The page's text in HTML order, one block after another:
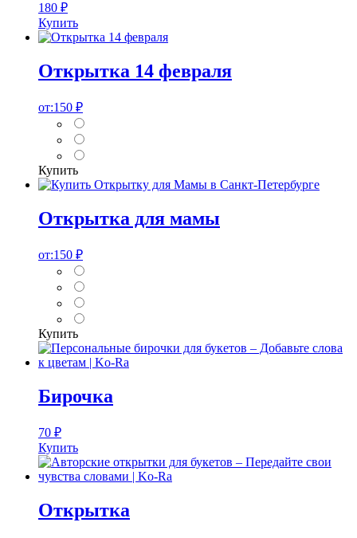
180 ₽
Купить
Открытка 14 февраля
от:150 ₽
Купить
Открытка для мамы
от:150 ₽
Купить
Бирочка
70 ₽
Купить
Открытка